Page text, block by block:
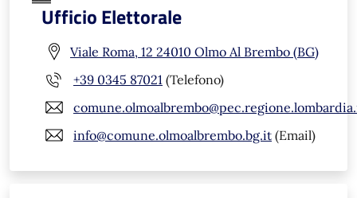
Ufficio Elettorale
Viale Roma, 12 24010 Olmo Al Brembo (BG)
+39 0345 87021 (Telefono)
info@comune.olmoalbrembo.bg.it (Email)